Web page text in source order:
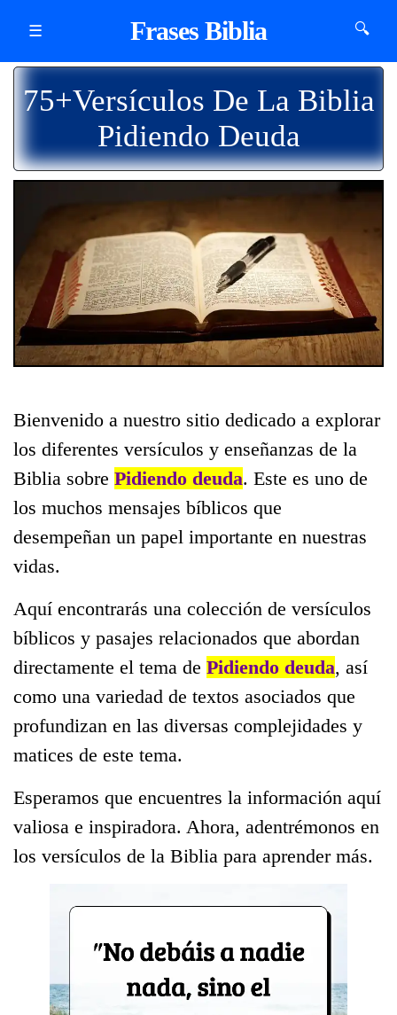
☰ Frases Biblia 🔍
75+Versículos De La Biblia
Pidiendo Deuda
Bienvenido a nuestro sitio dedicado a explorar
los diferentes versículos y enseñanzas de la
Biblia sobre Pidiendo deuda. Este es uno de
los muchos mensajes bíblicos que
desempeñan un papel importante en nuestras
vidas.
Aquí encontrarás una colección de versículos
bíblicos y pasajes relacionados que abordan
directamente el tema de Pidiendo deuda, así
como una variedad de textos asociados que
profundizan en las diversas complejidades y
matices de este tema.
Esperamos que encuentres la información aquí
valiosa e inspiradora. Ahora, adentrémonos en
los versículos de la Biblia para aprender más.